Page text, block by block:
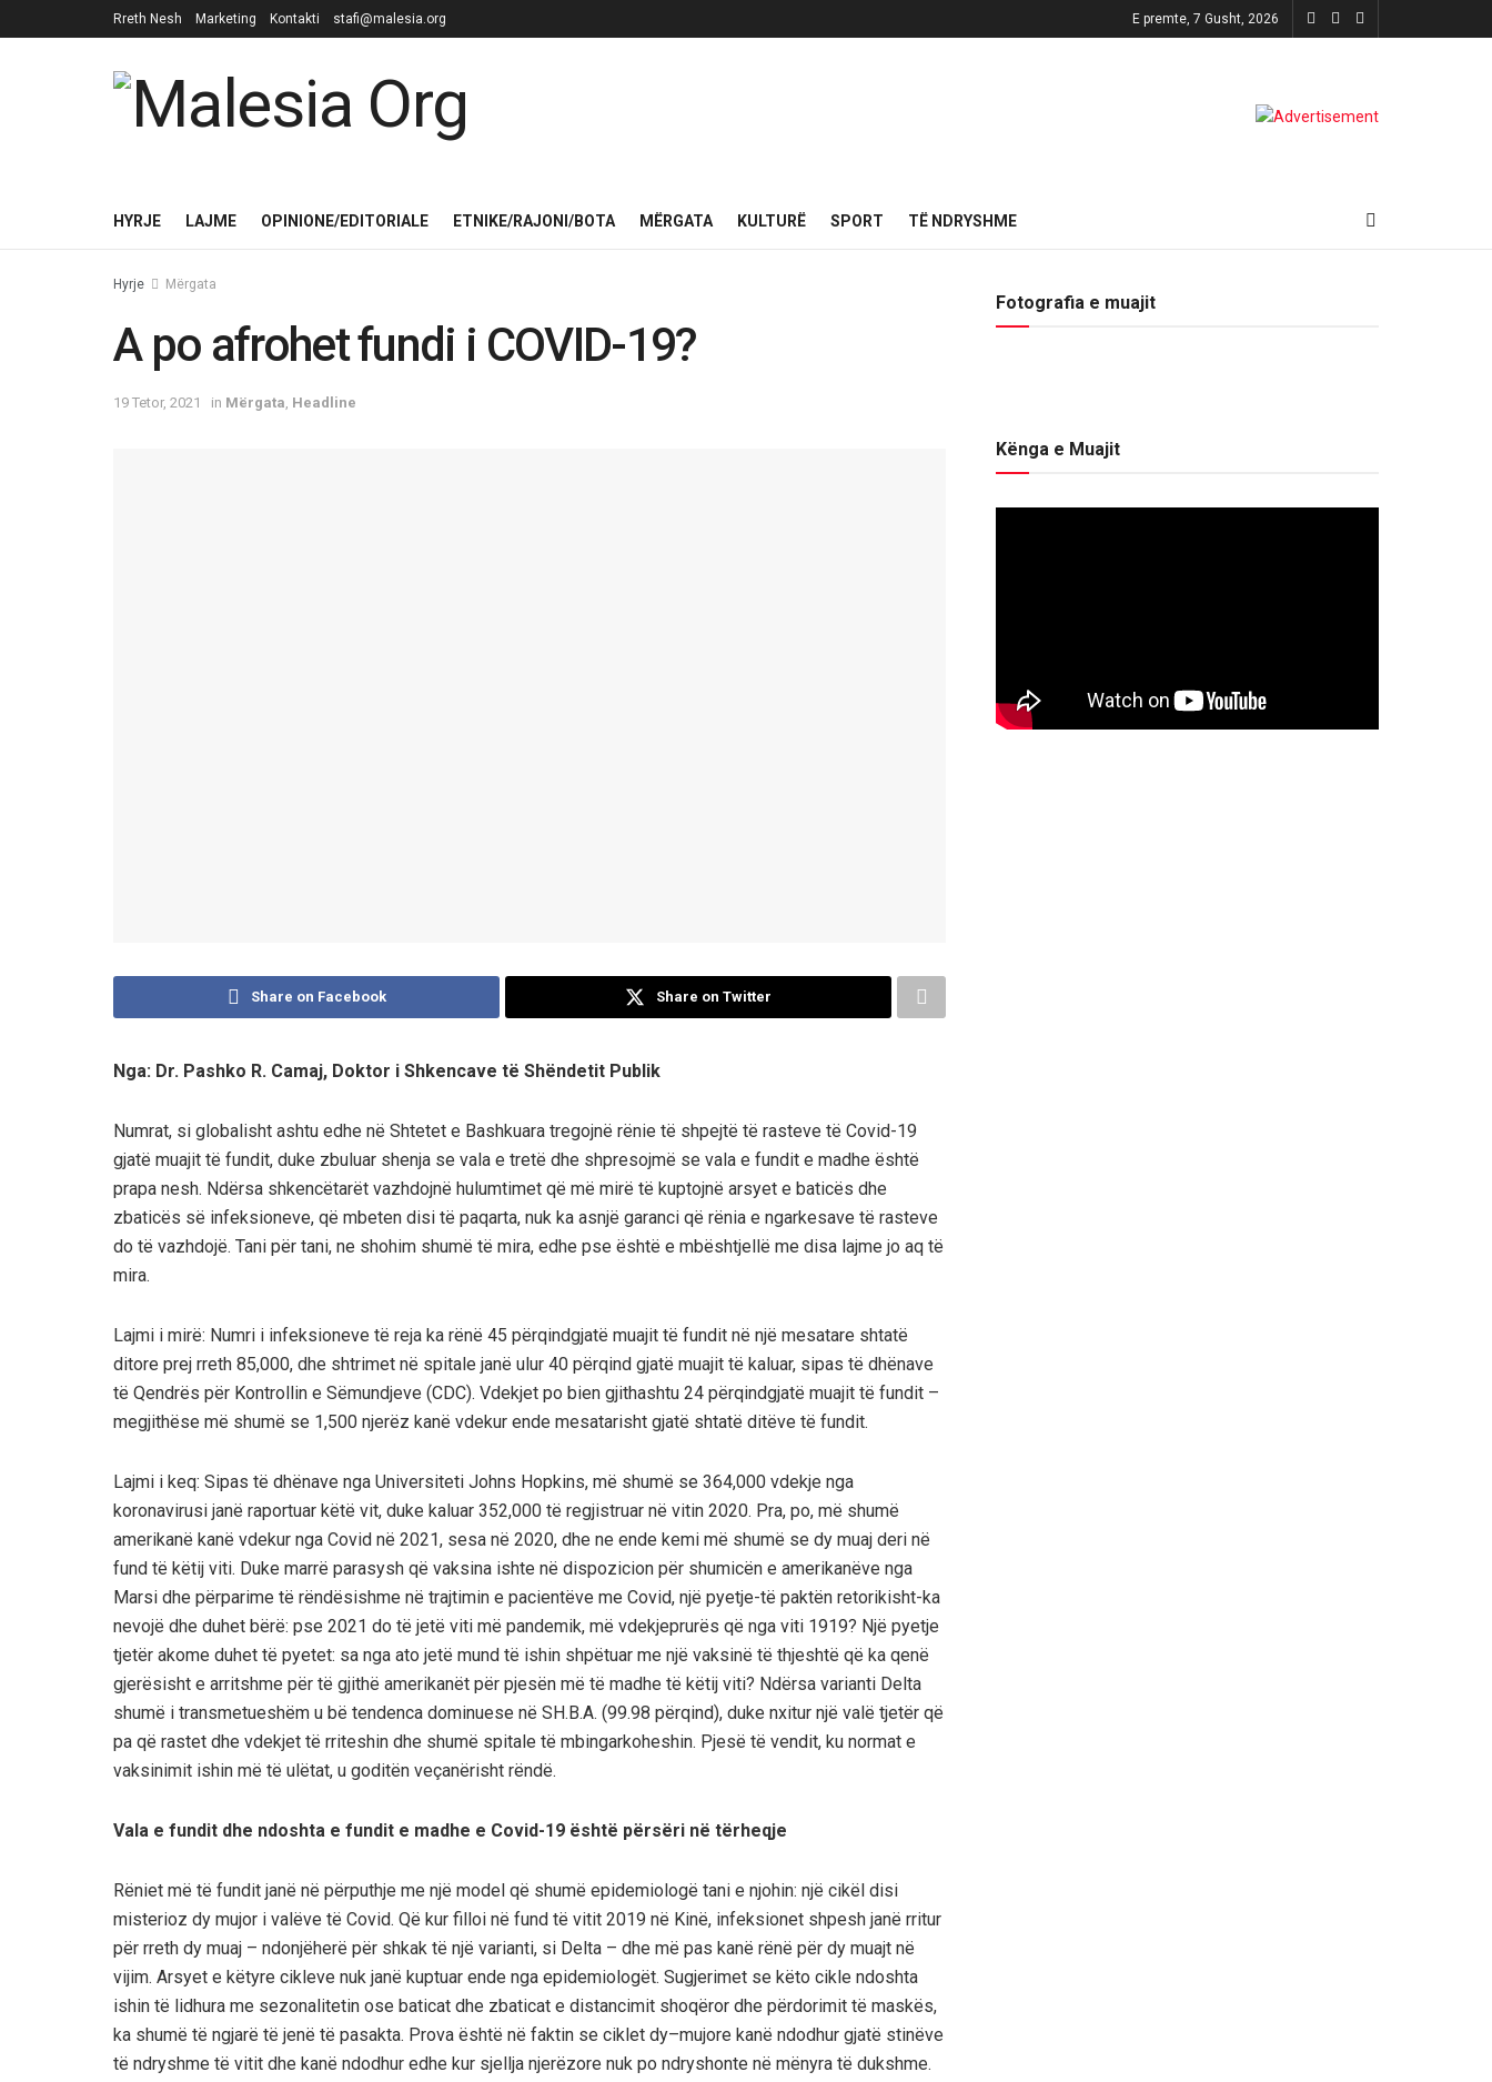
Rreth Nesh Marketing Kontakti stafi@malesia.org E premte, 7 Gusht, 2026
HYRJE LAJME OPINIONE/EDITORIALE ETNIKE/RAJONI/BOTA MËRGATA KULTURË SPORT TË NDRYSHME
Hyrje Mërgata
A po afrohet fundi i COVID-19?
19 Tetor, 2021 in Mërgata Headline
Share on Facebook Share on Twitter
Nga: Dr. Pashko R. Camaj, Doktor i Shkencave të Shëndetit Publik
Numrat, si globalisht ashtu edhe në Shtetet e Bashkuara tregojnë rënie të shpejtë të rasteve të Covid-19
gjatë muajit të fundit, duke zbuluar shenja se vala e tretë dhe shpresojmë se vala e fundit e madhe është
prapa nesh. Ndërsa shkencëtarët vazhdojnë hulumtimet që më mirë të kuptojnë arsyet e baticës dhe
zbaticës së infeksioneve, që mbeten disi të paqarta, nuk ka asnjë garanci që rënia e ngarkesave të rasteve
do të vazhdojë. Tani për tani, ne shohim shumë të mira, edhe pse është e mbështjellë me disa lajme jo aq të
mira.
Lajmi i mirë: Numri i infeksioneve të reja ka rënë 45 përqindgjatë muajit të fundit në një mesatare shtatë
ditore prej rreth 85,000, dhe shtrimet në spitale janë ulur 40 përqind gjatë muajit të kaluar, sipas të dhënave
të Qendrës për Kontrollin e Sëmundjeve (CDC). Vdekjet po bien gjithashtu 24 përqindgjatë muajit të fundit –
megjithëse më shumë se 1,500 njerëz kanë vdekur ende mesatarisht gjatë shtatë ditëve të fundit.
Lajmi i keq: Sipas të dhënave nga Universiteti Johns Hopkins, më shumë se 364,000 vdekje nga
koronavirusi janë raportuar këtë vit, duke kaluar 352,000 të regjistruar në vitin 2020. Pra, po, më shumë
amerikanë kanë vdekur nga Covid në 2021, sesa në 2020, dhe ne ende kemi më shumë se dy muaj deri në
fund të këtij viti. Duke marrë parasysh që vaksina ishte në dispozicion për shumicën e amerikanëve nga
Marsi dhe përparime të rëndësishme në trajtimin e pacientëve me Covid, një pyetje-të paktën retorikisht-ka
nevojë dhe duhet bërë: pse 2021 do të jetë viti më pandemik, më vdekjeprurës që nga viti 1919? Një pyetje
tjetër akome duhet të pyetet: sa nga ato jetë mund të ishin shpëtuar me një vaksinë të thjeshtë që ka qenë
gjerësisht e arritshme për të gjithë amerikanët për pjesën më të madhe të këtij viti? Ndërsa varianti Delta
shumë i transmetueshëm u bë tendenca dominuese në SH.B.A. (99.98 përqind), duke nxitur një valë tjetër që
pa që rastet dhe vdekjet të rriteshin dhe shumë spitale të mbingarkoheshin. Pjesë të vendit, ku normat e
vaksinimit ishin më të ulëtat, u goditën veçanërisht rëndë.
Vala e fundit dhe ndoshta e fundit e madhe e Covid-19 është përsëri në tërheqje
Rëniet më të fundit janë në përputhje me një model që shumë epidemiologë tani e njohin: një cikël disi
misterioz dy mujor i valëve të Covid. Që kur filloi në fund të vitit 2019 në Kinë, infeksionet shpesh janë rritur
për rreth dy muaj – ndonjëherë për shkak të një varianti, si Delta – dhe më pas kanë rënë për dy muajt në
vijim. Arsyet e këtyre cikleve nuk janë kuptuar ende nga epidemiologët. Sugjerimet se këto cikle ndoshta
ishin të lidhura me sezonalitetin ose baticat dhe zbaticat e distancimit shoqëror dhe përdorimit të maskës,
ka shumë të ngjarë të jenë të pasakta. Prova është në faktin se ciklet dy–mujore kanë ndodhur gjatë stinëve
të ndryshme të vitit dhe kanë ndodhur edhe kur sjellja njerëzore nuk po ndryshonte në mënyra të dukshme.
Fotografia e muajit
Kënga e Muajit